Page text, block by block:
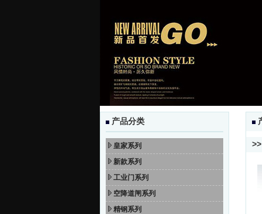
产品分类
皇家系列
新款系列
工业门系列
空降道闸系列
精钢系列